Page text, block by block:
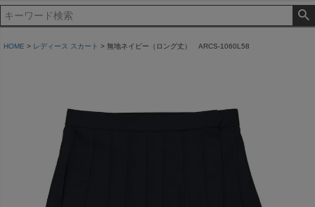
HOME レディース スカート 無地ネイビー（ロング丈） ARCS-1060L58